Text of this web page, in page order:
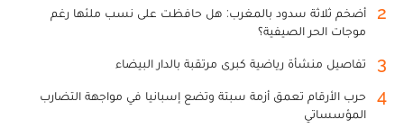
2
أضخم ثلاثة سدود بالمغرب: هل حافظت على نسب ملئها رغم
موجات الحر الصيفية؟
3 تفاصيل منشأة رياضية كبرى مرتقبة بالدار البيضاء
4
حرب الأرقام تعمق أزمة سبتة وتضع إسبانيا في مواجهة التضارب
المؤسساتي